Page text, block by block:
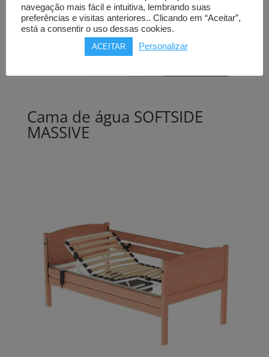
Cama de água SOFTSIDE
MASSIVE
navegação mais fácil e intuitiva, lembrando suas
preferências e visitas anteriores.. Clicando em “Aceitar”,
está a consentir o uso dessas cookies.
ACEITAR Personalizar